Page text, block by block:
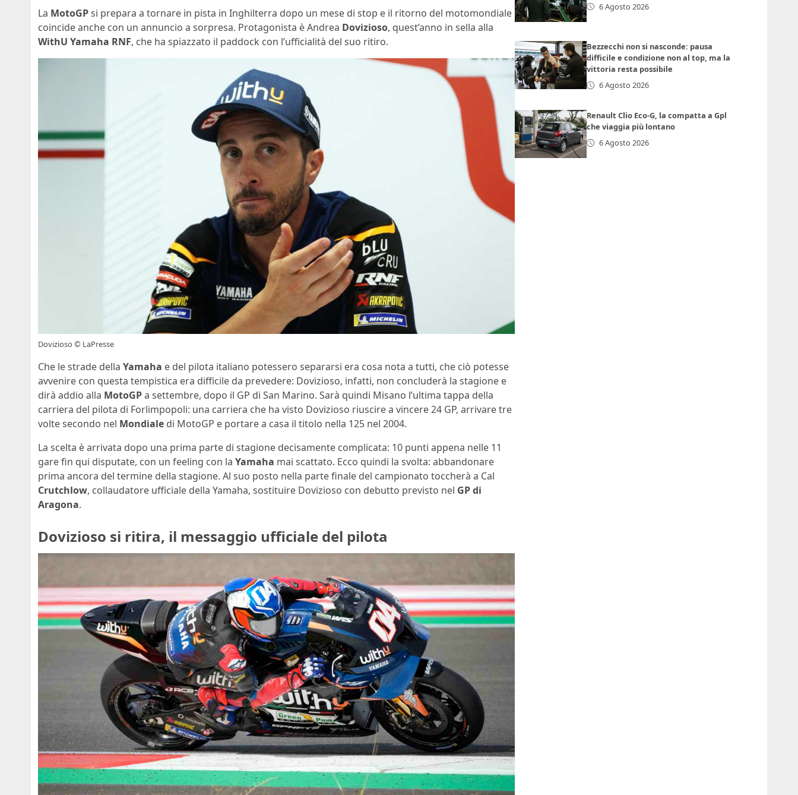
La MotoGPsi prepara a tornare in pista in Inghilterra dopo un mese di stop e il ritorno del motomondiale
coincide anche con un annuncio a sorpresa. Protagonista è Andrea Dovizioso, quest’anno in sella alla
WithU Yamaha RNF, che ha spiazzato il paddock con l’ufficialità del suo ritiro.
Dovizioso © LaPresse
Che le strade della Yamaha e del pilota italiano potessero separarsi era cosa nota a tutti, che ciò potesse
avvenire con questa tempistica era difficile da prevedere: Dovizioso, infatti, non concluderà la stagione e
dirà addio alla MotoGPa settembre, dopo il GP di San Marino. Sarà quindi Misano l’ultima tappa della
carriera del pilota di Forlimpopoli: una carriera che ha visto Dovizioso riuscire a vincere 24 GP, arrivare tre
volte secondo nel Mondiale di MotoGP e portare a casa il titolo nella 125 nel 2004.
La scelta è arrivata dopo una prima parte di stagione decisamente complicata: 10 punti appena nelle 11
gare fin qui disputate, con un feeling con la Yamaha mai scattato. Ecco quindi la svolta: abbandonare
prima ancora del termine della stagione. Al suo posto nella parte finale del campionato toccherà a Cal
Crutchlow, collaudatore ufficiale della Yamaha, sostituire Dovizioso con debutto previsto nel GP di
Aragona.
Dovizioso si ritira, il messaggio ufficiale del pilota
6 Agosto 2026
Bezzecchi non si nasconde: pausa
difficile e condizione non al top, ma la
vittoria resta possibile
6 Agosto 2026
Renault Clio Eco-G, la compatta a Gpl
che viaggia più lontano
6 Agosto 2026